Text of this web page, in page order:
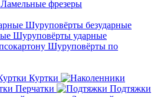
Ламельные фрезеры
Шуруповёрты безударные
Шуруповёрты ударные
Шуруповёрты по
Куртки
Перчатки
Подтяжки